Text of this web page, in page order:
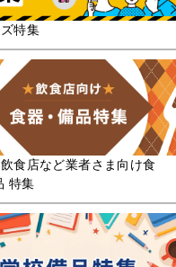
特集
食店など業者さま向け食
特集